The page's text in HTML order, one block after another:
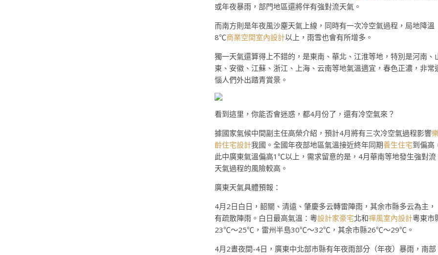
或年夜暴雨，部門地區還將伴有強對流天氣。
而南方則是年夜風沙塵天氣上線，同時有一次冷空氣過程，局地降溫
8℃商業空間室內設計以上，雨雪也會有所增多。
獨一天氣還算得上不錯的，是東南、華北、江淮等地，特別是河南、
東、安徽、江蘇、浙江、上海、云南等地氣溫適宜，春色正濃，非常
惱人們外出踏青賞景。
看到這里，你能否會迷惑，都4月份了，還有冷空氣來？
據國家氣候中間副主任高榮介紹，預計4月將有三次冷空氣過程影響
齡住宅設計我國。全國年夜部地區氣溫接近終年同期養生住宅到偏高
此中廣東氣溫偏高1℃以上，需求留意的是，4月華南等地發生強對流
天氣過程的風險較高。
廣東天氣具體預報：
4月2日白日，韶關、清遠、肇慶多云轉雷陣雨，其余市縣多云為主，
有疏散陣雨。白日最高氣溫：粵設計家豪宅北和禪風室內設計粵東市
23℃～25℃，雷州半島30℃～32℃，其余市縣26℃～29℃。
4月2晝夜間-4日，廣東中北部市縣有年夜雨部分（年夜）暴雨，南部